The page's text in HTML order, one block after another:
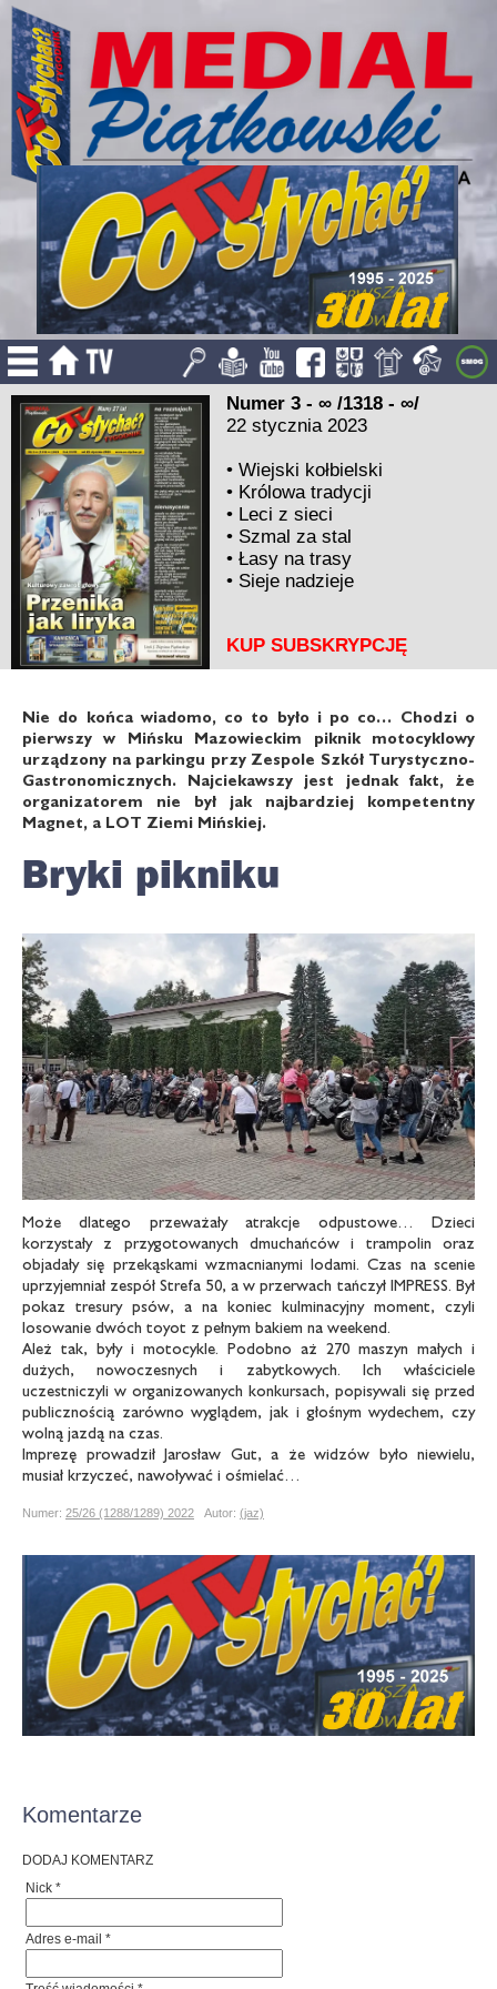
Numer 3 - ∞ /1318 - ∞/
22 stycznia 2023
•Wiejski kołbielski
• Królowa tradycji
• Leci z sieci
• Szmal za stal
•Łasy na trasy
• Sieje nadzieje
KUP SUBSKRYPCJĘ
Nie do końca wiadomo, co to było i po co… Chodzi o
pierwszy w Mińsku Mazowieckim piknik motocyklowy
urządzony na parkingu przy Zespole Szkół Turystyczno-
Gastronomicznych. Najciekawszy jest jednak fakt, że
organizatorem nie był jak najbardziej kompetentny
Magnet, a LOT Ziemi Mińskiej.
Bryki pikniku
Może dlatego przeważały atrakcje odpustowe… Dzieci
korzystały z przygotowanych dmuchańców i trampolin oraz
objadały się przekąskami wzmacnianymi lodami. Czas na scenie
uprzyjemniał zespół Strefa 50, a w przerwach tańczył IMPRESS. Był
pokaz tresury psów, a na koniec kulminacyjny moment, czyli
losowanie dwóch toyot z pełnym bakiem na weekend.
Ależ tak, były i motocykle. Podobno aż 270 maszyn małych i
dużych, nowoczesnych i zabytkowych. Ich właściciele
uczestniczyli w organizowanych konkursach, popisywali się przed
publicznością zarówno wyglądem, jak i głośnym wydechem, czy
wolną jazdą na czas.
Imprezę prowadził Jarosław Gut, a że widzów było niewielu,
musiał krzyczeć, nawoływać i ośmielać…
Numer: 25/26 (1288/1289) 2022 Autor: (jaz)
Komentarze
DODAJ KOMENTARZ
Nick *
Adres e-mail *